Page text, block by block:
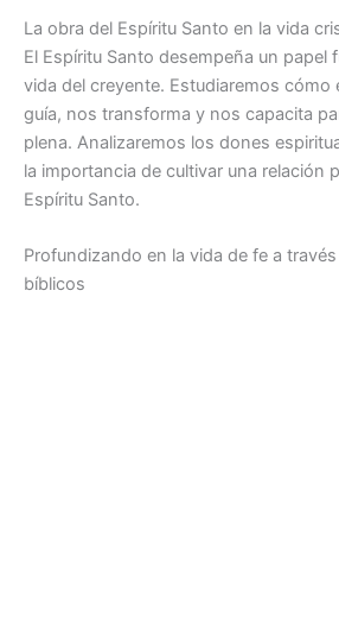
La obra del Espíritu Santo en la vida
El Espíritu Santo desempeña un papel
vida del creyente. Estudiaremos cómo
guía, nos transforma y nos capacita
plena. Analizaremos los dones
la importancia de cultivar una relación
Espíritu Santo.
Profundizando en la vida de fe a
bíblicos